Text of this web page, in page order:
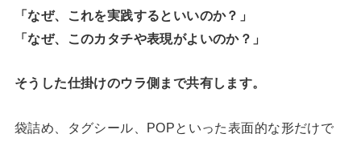
「なぜ、これを実践するといいのか？」
「なぜ、このカタチや表現がよいのか？」
そうした仕掛けのウラ側まで共有します。
袋詰め、タグシール、POPといった表面的な形だけで